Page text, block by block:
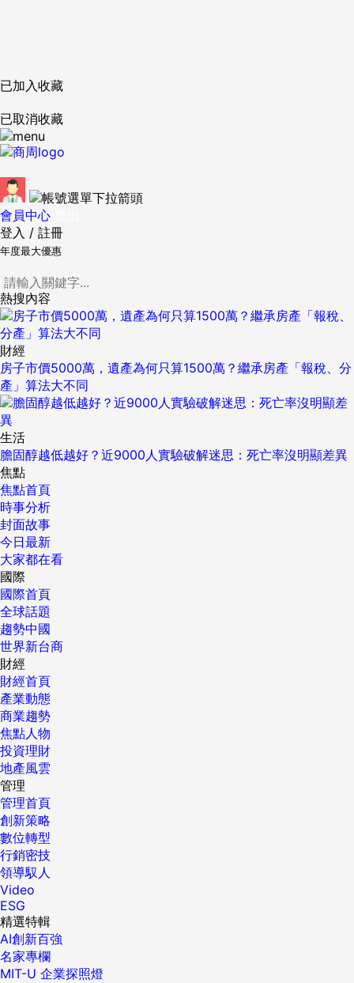
已加入收藏
已取消收藏
會員中心
登入 / 註冊
年度最大優惠
熱搜內容
財經
房子市價5000萬，遺產為何只算1500萬？繼承房產「報稅、分
產」算法大不同
生活
膽固醇越低越好？近9000人實驗破解迷思：死亡率沒明顯差異
焦點
焦點首頁
時事分析
封面故事
今日最新
大家都在看
國際
國際首頁
全球話題
趨勢中國
世界新台商
財經
財經首頁
產業動態
商業趨勢
焦點人物
投資理財
地產風雲
管理
管理首頁
創新策略
數位轉型
行銷密技
領導馭人
Video
ESG
精選特輯
AI創新百強
名家專欄
MIT-U 企業探照燈